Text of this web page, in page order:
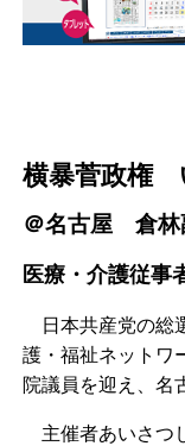
横暴菅政権
＠名古屋 倉林
医療・介護従事
日本共産党の総
護・福祉ネットワ
院議員を迎え、名
主催者あいさつ